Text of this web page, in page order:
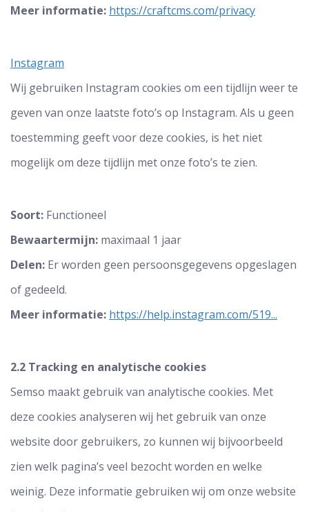
Meer informatie: https://craftcms.com/privacy
Instagram
Wij gebruiken Instagram cookies om een tijdlijn weer te
geven van onze laatste foto’s op Instagram. Als u geen
toestemming geeft voor deze cookies, is het niet
mogelijk om deze tijdlijn met onze foto’s te zien.
Soort: Functioneel
Bewaartermijn: maximaal 1 jaar
Delen: Er worden geen persoonsgegevens opgeslagen
of gedeeld.
Meer informatie: https://help.instagram.com/519...
2.2 Tracking en analytische cookies
Semso maakt gebruik van analytische cookies. Met
deze cookies analyseren wij het gebruik van onze
website door gebruikers, zo kunnen wij bijvoorbeeld
zien welk pagina’s veel bezocht worden en welke
weinig. Deze informatie gebruiken wij om onze website